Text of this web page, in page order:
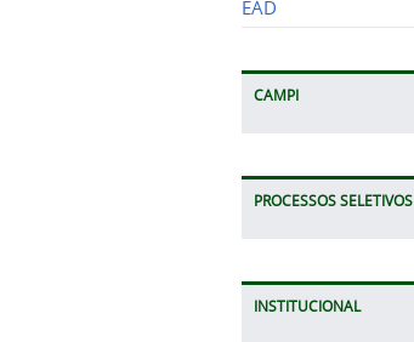
EAD
CAMPI
PROCESSOS SELETIVOS
INSTITUCIONAL